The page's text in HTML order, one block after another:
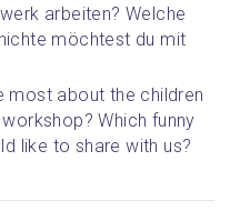
arbeiten? Welche
möchtest du mit
most about the children
Which funny
like to share with us?